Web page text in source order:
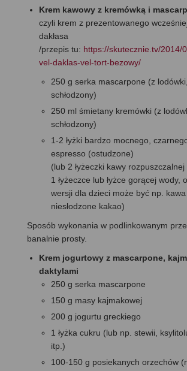
Krem kawowy z kremówką i
czyli krem z prezentowanego
dakłasa
/przepis tu: https://skutecznie.tv/2014/
vel-daklas-vel-tort-bezowy/
250 g serka mascarpone (z
schłodzony)
250 ml śmietany kremówki (z
schłodzony)
1-2 łyżki bardzo mocnego,
espresso (ostudzone)
(lub 2 łyżeczki kawy
1 łyżeczce lub łyżce gorącej wody,
wersji dla dzieci może być np.
niesłodzone kakao)
Sposób wykonania w podlinkowanym
banalnie prosty.
Krem jogurtowy z mascarpone,
daktylami
250 g serka mascarpone
150 g masy kajmakowej
200 g jogurtu greckiego
1 łyżka cukru (lub np. stewii,
itp.)
100-150 g posiekanych orzechów